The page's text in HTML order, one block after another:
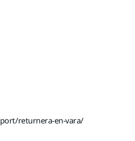
returnera-en-vara/